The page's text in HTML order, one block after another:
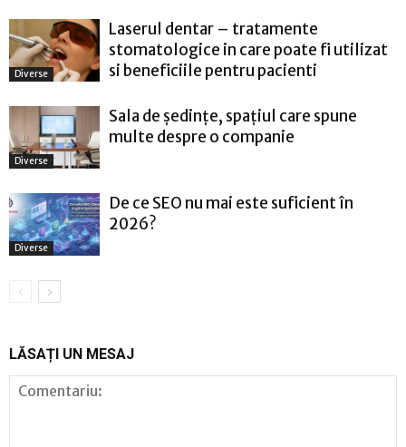
Diverse
Laserul dentar – tratamente
stomatologice in care poate fi utilizat
si beneficiile pentru pacienti
Diverse
Sala de ședințe, spațiul care spune
multe despre o companie
Diverse
De ce SEO nu mai este suficient în
2026?
LĂSAȚI UN MESAJ